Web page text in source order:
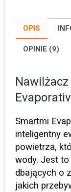
OPIS
OPINIE (9)
Smartmi
inteligentny
powietrza,
wody. Jest
dbających o
jakich